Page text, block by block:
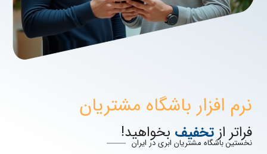
نرم افزار باشگاه مشتریان
فراتر از تخفیف‌ بخواهید!
نخستین باشگاه مشتریان ابری در ایران